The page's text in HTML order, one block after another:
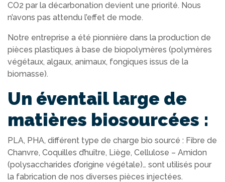
CO2 par la décarbonation devient une priorité. Nous
n’avons pas attendu l’effet de mode.
Notre entreprise a été pionnière dans la production de
pièces plastiques à base de biopolymères (polymères
végétaux, algaux, animaux, fongiques issus de la
biomasse).
Un éventail large de
matières biosourcées :
PLA, PHA, différent type de charge bio sourcé : Fibre de
Chanvre, Coquilles d’huître, Liège, Cellulose – Amidon
(polysaccharides d’origine végétale)… sont utilisés pour
la fabrication de nos diverses pièces injectées.